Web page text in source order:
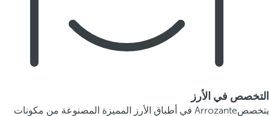
التخصص في الأرز
يتخصصArrozante في أطباق الأرز المميزة المصنوعة من مكونات